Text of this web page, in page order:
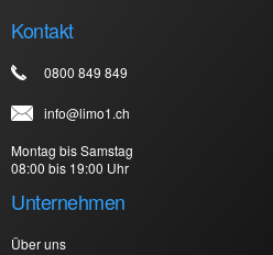
Kontakt
0800 849 849
info@limo1.ch
Montag bis Samstag
08:00 bis 19:00 Uhr
Unternehmen
Über uns